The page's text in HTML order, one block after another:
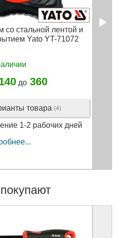
со стальной лентой и
Yato YT-71072
до 360
товара (4)
1-2 рабочих дней